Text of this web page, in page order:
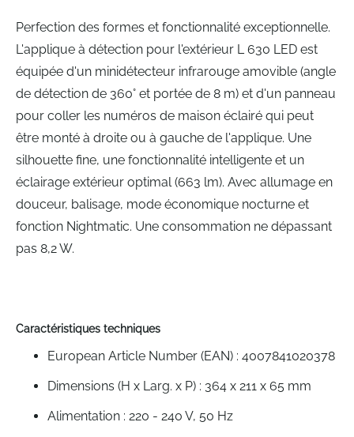
Perfection des formes et fonctionnalité exceptionnelle.
L'applique à détection pour l'extérieur L 630 LED est
équipée d'un minidétecteur infrarouge amovible (angle
de détection de 360° et portée de 8 m) et d'un panneau
pour coller les numéros de maison éclairé qui peut
être monté à droite ou à gauche de l'applique. Une
silhouette fine, une fonctionnalité intelligente et un
éclairage extérieur optimal (663 lm). Avec allumage en
douceur, balisage, mode économique nocturne et
fonction Nightmatic. Une consommation ne dépassant
pas 8,2 W.
Caractéristiques techniques
European Article Number (EAN) : 4007841020378
Dimensions (H x Larg. x P) : 364 x 211 x 65 mm
Alimentation : 220 - 240 V, 50 Hz